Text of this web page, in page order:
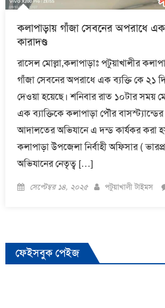
কলাপাড়ায় গাঁজা সেবনের অপরাধে
কারাদণ্ড
রাসেল মোল্লা,কলাপাড়াঃ পটুয়াখালীর
গাঁজা সেবনের অপরাধে এক ব্যক্তি কে ২১
দেওয়া হয়েছে। শনিবার রাত ১০টার সময়
এক ব্যাক্তিকে কলাপাড়া পৌর বাসস্ট্যান্ডের
আদালতের অভিযানে এ দন্ড কার্যকর করা হয়।
কলাপাড়া উপজেলা নির্বাহী অফিসার (
অভিযানের নেতৃত্ব […]
Posted
সেপ্টেম্বর ১৪, ২০২৫ Author
পটুয়াখালী টাইমস
ফেইসবুক পেইজ